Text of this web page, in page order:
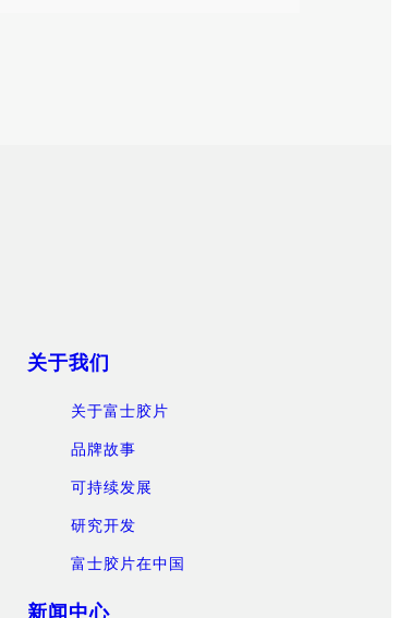
关于我们
关于富士胶片
品牌故事
可持续发展
研究开发
富士胶片在中国
新闻中心